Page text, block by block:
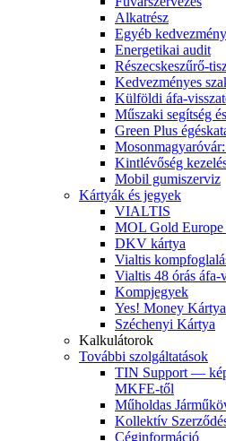
Alkatrész
Egyéb
Energetikai audit
Részecskeszűrő-
Kedvezményes
Külföldi áfa-
Műszaki segítség
Green Plus
Kintlévőség
Mobil gumiszerviz
Kártyák és jegyek
VIALTIS
MOL Gold Europe
DKV kártya
Vialtis
Vialtis 48 órás áfa-
Kompjegyek
Yes! Money Kártya
Széchenyi Kártya
Kalkulátorok
További szolgáltatások
TIN Support —
MKFE-től
Műholdas
Kollektív
Céginformáció